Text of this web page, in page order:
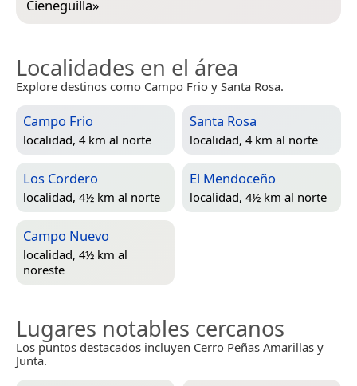
Cieneguilla»
Localidades en el área
Explore destinos como Campo Frio y Santa Rosa.
Campo Frio
localidad, 4 km al norte
Santa Rosa
localidad, 4 km al norte
Los Cordero
localidad, 4½ km al norte
El Mendoceño
localidad, 4½ km al norte
Campo Nuevo
localidad, 4½ km al
noreste
Lugares notables cercanos
Los puntos destacados incluyen Cerro Peñas Amarillas y
Junta.